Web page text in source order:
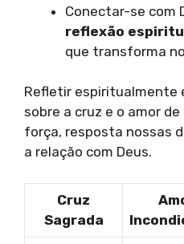
Conectar-se com
reflexão
que transforma
Refletir espiritualmente
sobre a cruz e o amor
força, resposta nossas
a relação com Deus.
Cruz
Sagrada